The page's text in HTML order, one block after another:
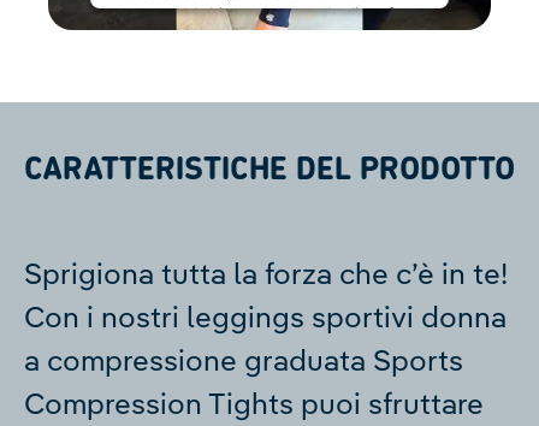
to add this content to the list of
Management Platform
CARATTERISTICHE DEL PRODOTTO
Sprigiona tutta la forza che c’è in te!
Con i nostri leggings sportivi donna
a compressione graduata Sports
Compression Tights puoi sfruttare